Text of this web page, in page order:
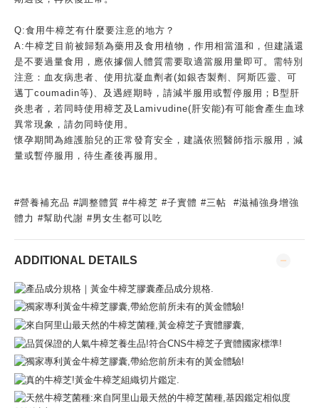
Q:食用牛樟芝有什麼要注意的地方？
A:牛樟芝目前被歸類為藥用及食用植物，作用相當溫和，但建議還
是不要過量食用，應依據個人體質需要取適當服用量即可。需特別
注意：血友病患者、使用抗凝血劑者(如銀杏製劑、阿斯匹靈、可
邁丁coumadin等)、及遇經期時，請減半服用或暫停服用； B型肝
炎患者，若同時使用樟芝及 Lamivudine(肝安能)有可能會產生血球
異常現象，請勿同時使用。
懷孕期間為維護胎兒的正常發育安全，建議依照醫師指示服用，減
量或暫停服用，待生產後再服用。
#營養補充品 #調整體質 #牛樟芝 #子實體 #三帖 #滋補強身增強
體力 #幫助代謝 #男女生都可以吃
ADDITIONAL DETAILS